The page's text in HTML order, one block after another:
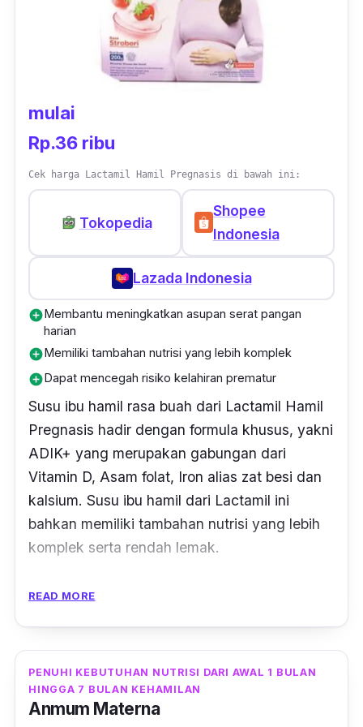
mulai
Rp.36 ribu
Cek harga Lactamil Hamil Pregnasis di bawah ini:
Tokopedia
Shopee
Indonesia
Lazada Indonesia
add_circleMembantu meningkatkan asupan serat pangan
harian
add_circleMemiliki tambahan nutrisi yang lebih komplek
add_circleDapat mencegah risiko kelahiran prematur
Susu ibu hamil rasa buah dari Lactamil Hamil
Pregnasis hadir dengan formula khusus, yakni
ADIK+ yang merupakan gabungan dari
Vitamin D, Asam folat, Iron alias zat besi dan
kalsium. Susu ibu hamil dari Lactamil ini
bahkan memiliki tambahan nutrisi yang lebih
komplek serta rendah lemak.
harian pada ibu hamil.
READ MORE
PENUHI KEBUTUHAN NUTRISI DARI AWAL 1 BULAN
HINGGA 7 BULAN KEHAMILAN
Anmum Materna